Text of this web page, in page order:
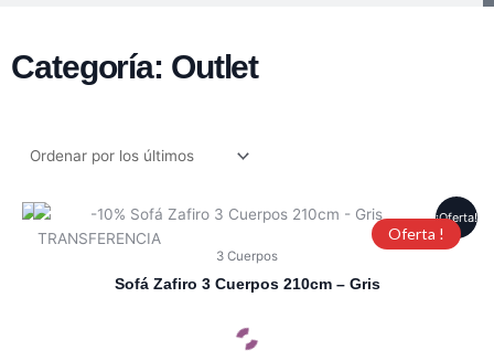
Categoría: Outlet
¡Oferta!
Oferta !
3 Cuerpos
Sofá Zafiro 3 Cuerpos 210cm – Gris